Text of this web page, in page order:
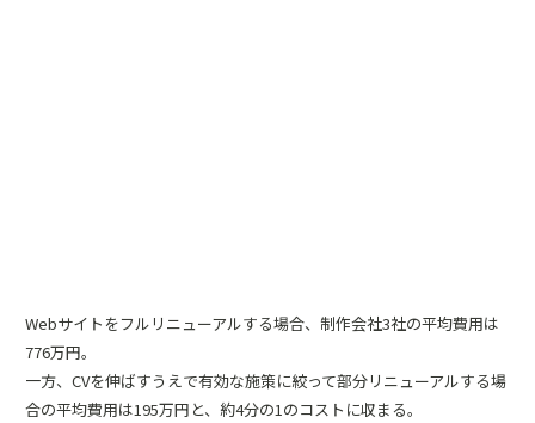
Webサイトをフルリニューアルする場合、制作会社3社の平均費用は
776万円。
一方、CVを伸ばすうえで有効な施策に絞って部分リニューアルする場
合の平均費用は195万円と、約4分の1のコストに収まる。